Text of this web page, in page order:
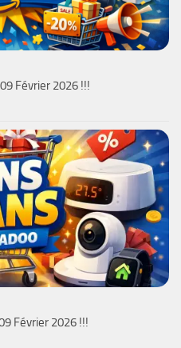
Février 2026 !!!
Février 2026 !!!